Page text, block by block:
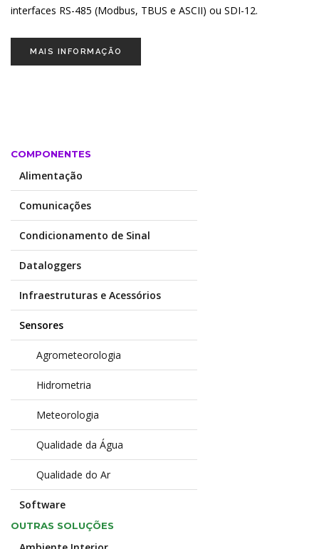
interfaces RS-485 (Modbus, TBUS e ASCII) ou SDI-12.
MAIS INFORMAÇÃO
COMPONENTES
Alimentação
Comunicações
Condicionamento de Sinal
Dataloggers
Infraestruturas e Acessórios
Sensores
Agrometeorologia
Hidrometria
Meteorologia
Qualidade da Água
Qualidade do Ar
Software
OUTRAS SOLUÇÕES